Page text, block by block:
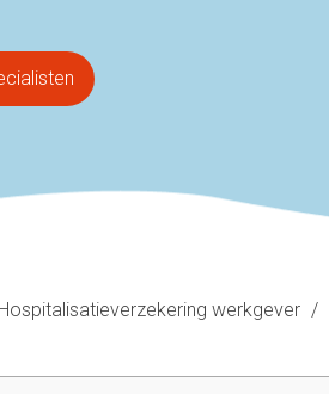
Hospitalisatieverzekering werkgever /